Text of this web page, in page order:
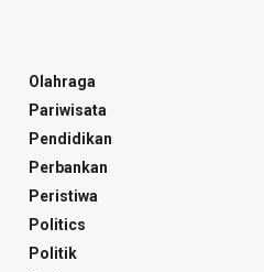
Olahraga
Pariwisata
Pendidikan
Perbankan
Peristiwa
Politics
Politik